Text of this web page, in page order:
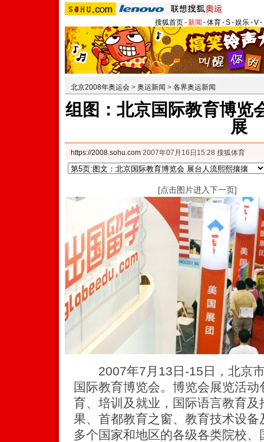
搜狐首页-新闻 -体育-S-娱乐-V-
北京2008年奥运会 > 奥运新闻 > 各界奥运新闻
组图：北京国际教育博览
展
https://2008.sohu.com 2007年07月16日15:28 搜狐体育
[点击图片进入下一页]
2007年7月13日-15日，北京市
国际教育博览会。博览会展览活
育、培训及就业，国际语言教育
果、首都教育之窗、教育技术设
多个国家和地区的各级各类院校